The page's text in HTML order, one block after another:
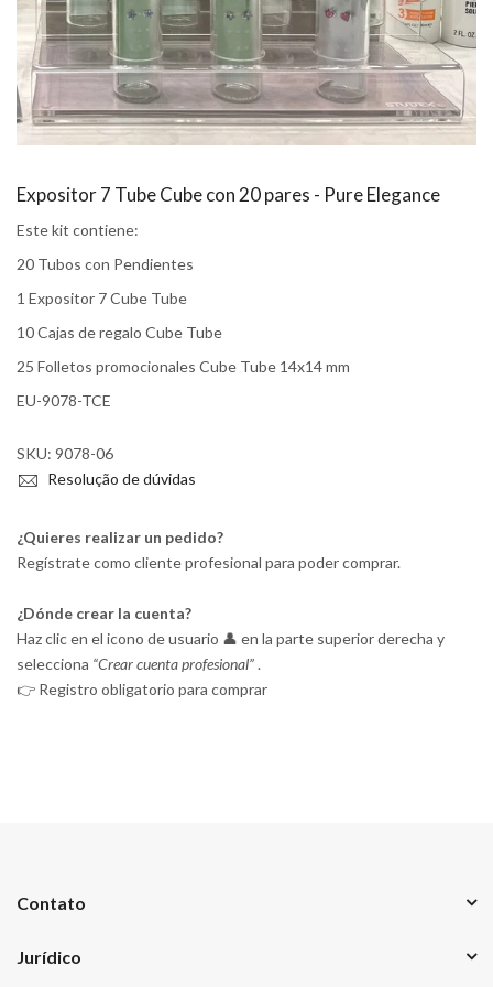
Expositor 7 Tube Cube con 20 pares - Pure Elegance
Este kit contiene:
20 Tubos con Pendientes
1 Expositor 7 Cube Tube
10 Cajas de regalo Cube Tube
25 Folletos promocionales Cube Tube 14x14 mm
EU-9078-TCE
SKU: 9078-06
Resolução de dúvidas
¿Quieres realizar un pedido?
Regístrate como cliente profesional para poder comprar.
¿Dónde crear la cuenta?
Haz clic en el icono de usuario 👤 en la parte superior derecha y
selecciona “Crear cuenta profesional”.
👉 Registro obligatorio para comprar
Contato
Jurídico